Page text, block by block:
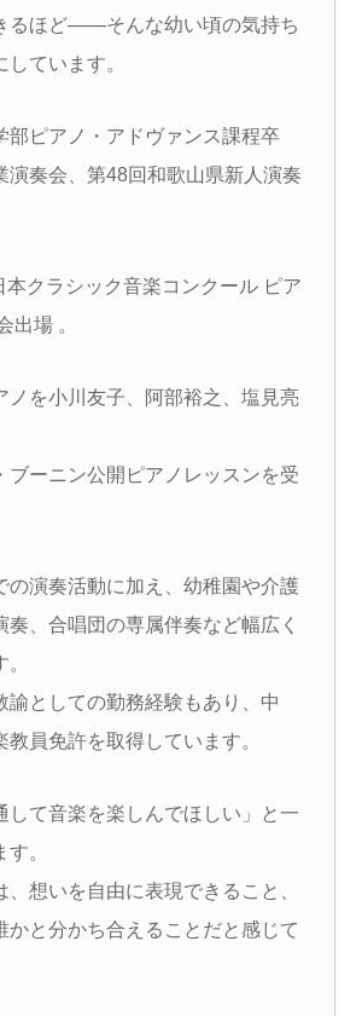
るほど——そんな幼い頃の気持ち
ています。
部ピアノ・アドヴァンス課程卒
演奏会、第48回和歌山県新人演奏
本クラシック音楽コンクール ピア
出場 。
ノを小川友子、阿部裕之、塩見亮
ブーニン公開ピアノレッスンを受
の演奏活動に加え、幼稚園や介護
奏、合唱団の専属伴奏など幅広く
諭としての勤務経験もあり、中
員免許を取得しています。
して音楽を楽しんでほしい」と一
。
、想いを自由に表現できること、
かと分かち合えることだと感じて